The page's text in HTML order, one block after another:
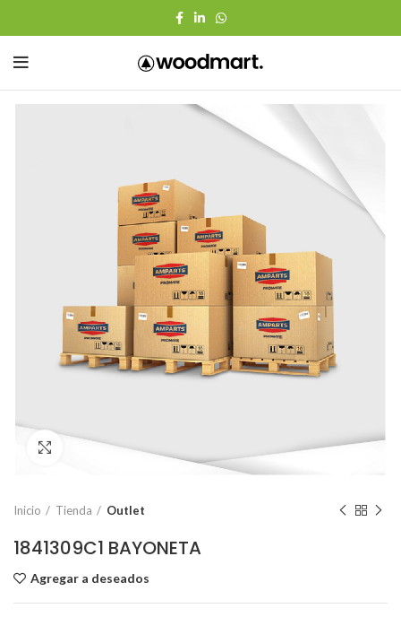
Click to enlarge
Inicio Tienda Outlet
1841309C1 BAYONETA
Agregar a deseados